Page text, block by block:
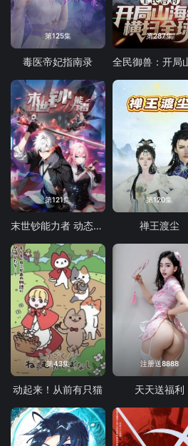
第125集
毒医帝妃指南录
第287集
第121集
末世钞能力者 动态漫画
第120集
禅王渡尘
第43集
动起来！从前有只猫
注册送8888
天天送福利